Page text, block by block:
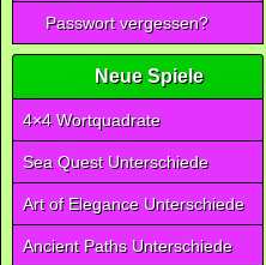
Passwort vergessen?
Neue Spiele
4×4 Wortquadrate
Sea Quest Unterschiede
Art of Elegance Unterschiede
Ancient Paths Unterschiede